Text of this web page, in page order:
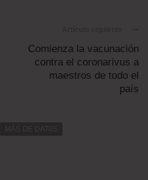
Comienza la vacunación
contra el coronarivus a
maestros de todo el
país